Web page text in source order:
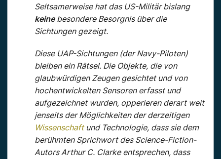
Seltsamerweise hat das US-Militär bislang
keinebesondere Besorgnis über die
Sichtungen gezeigt.
Diese UAP-Sichtungen (der Navy-Piloten)
bleiben ein Rätsel. Die Objekte, die von
glaubwürdigen Zeugen gesichtet und von
hochentwickelten Sensoren erfasst und
aufgezeichnet wurden, opperieren derart weit
jenseits der Möglichkeiten der derzeitigen
Wissenschaftund Technologie, dass sie dem
berühmten Sprichwort des Science-Fiction-
Autors Arthur C. Clarke entsprechen, dass